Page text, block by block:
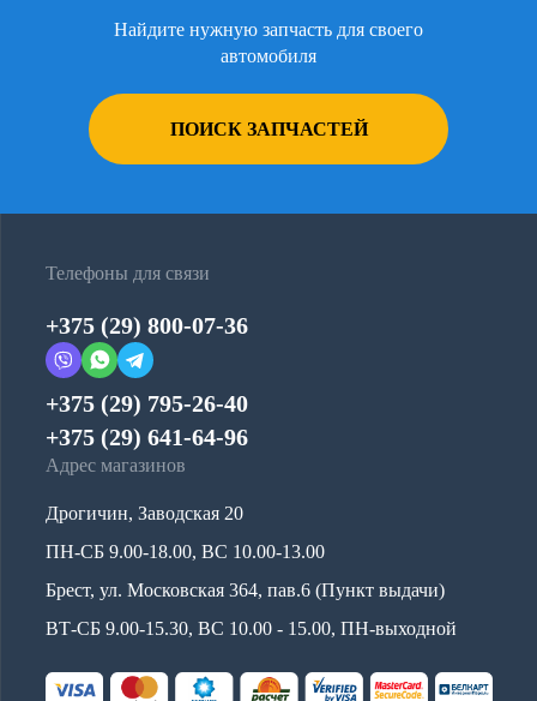
Найдите нужную запчасть для своего
автомобиля
ПОИСК ЗАПЧАСТЕЙ
Телефоны для связи
+375 (29) 800-07-36
+375 (29) 795-26-40
+375 (29) 641-64-96
Адрес магазинов
Дрогичин, Заводская 20
ПН-СБ 9.00-18.00, ВС 10.00-13.00
Брест, ул. Московская 364, пав.6 (Пункт выдачи)
ВТ-СБ 9.00-15.30, ВС 10.00 - 15.00, ПН-выходной